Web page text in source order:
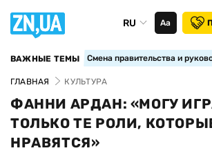
RU Аа
ВАЖНЫЕ ТЕМЫ Смена правительства и
ГЛАВНАЯ КУЛЬТУРА
ФАННИ АРДАН: «МОГУ
ТОЛЬКО ТЕ РОЛИ,
НРАВЯТСЯ»